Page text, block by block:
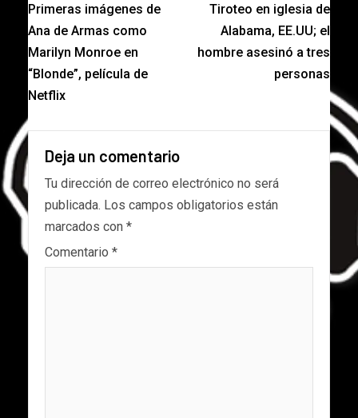
Primeras imágenes de
Ana de Armas como
Marilyn Monroe en
“Blonde”, película de
Netflix
Tiroteo en iglesia de
Alabama, EE.UU; el
hombre asesinó a tres
personas
Deja un comentario
Tu dirección de correo electrónico no será
publicada. Los campos obligatorios están
marcados con *
Comentario *